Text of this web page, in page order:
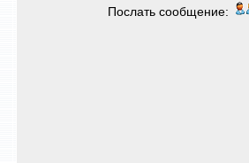
Послать сообщение: